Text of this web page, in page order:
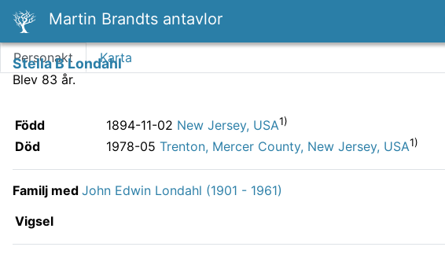
Martin Brandts antavlor
Personakt Karta
Stella B Londahl
Blev 83 år.
Född 1894-11-02 New Jersey, USA1)
Död 1978-05 Trenton, Mercer County, New Jersey, USA1)
Familj med John Edwin Londahl (1901 - 1961)
Vigsel